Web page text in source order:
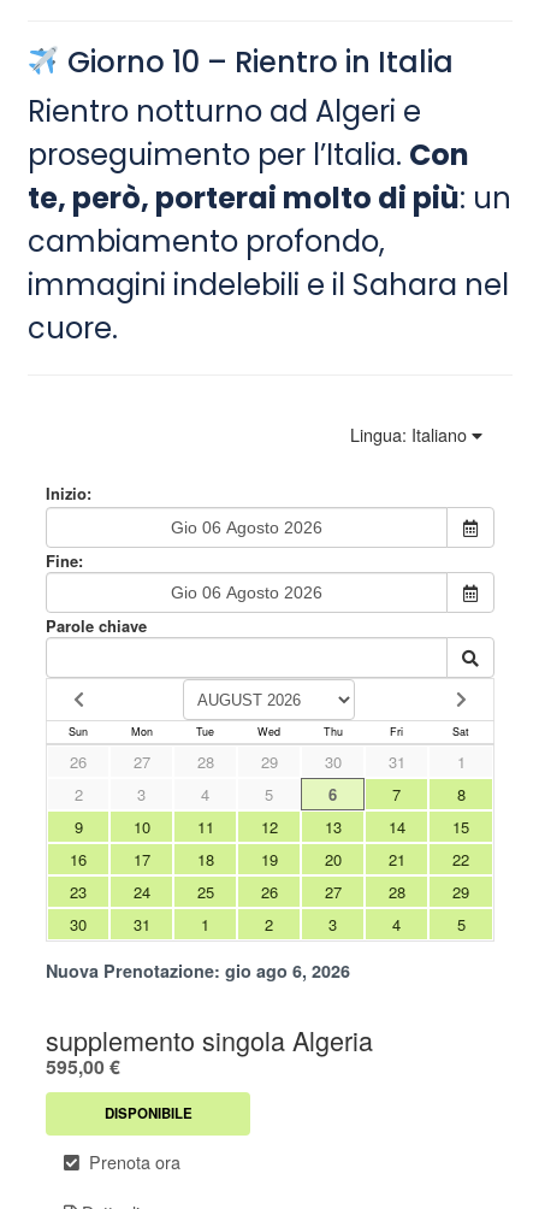
Giorno 10 – Rientro in Italia
Rientro notturno ad Algeri e
proseguimento per l’Italia. Con
te, però, porterai molto di più: un
cambiamento profondo,
immagini indelebili e il Sahara nel
cuore.